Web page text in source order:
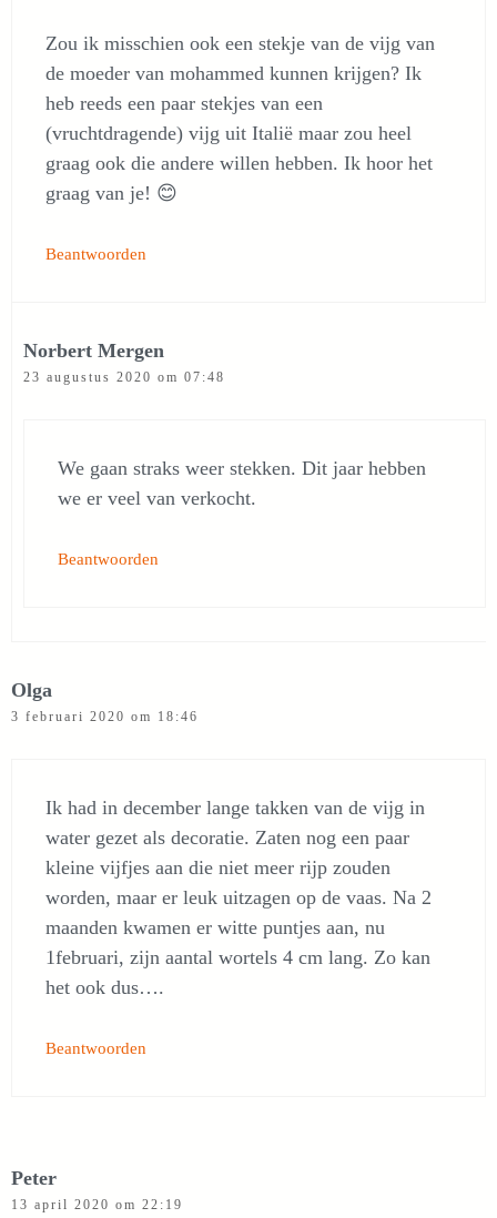
Zou ik misschien ook een stekje van de vijg van
de moeder van mohammed kunnen krijgen? Ik
heb reeds een paar stekjes van een
(vruchtdragende) vijg uit Italië maar zou heel
graag ook die andere willen hebben. Ik hoor het
graag van je! 😊
Beantwoorden
Norbert Mergen
23 augustus 2020 om 07:48
We gaan straks weer stekken. Dit jaar hebben
we er veel van verkocht.
Beantwoorden
Olga
3 februari 2020 om 18:46
Ik had in december lange takken van de vijg in
water gezet als decoratie. Zaten nog een paar
kleine vijfjes aan die niet meer rijp zouden
worden, maar er leuk uitzagen op de vaas. Na 2
maanden kwamen er witte puntjes aan, nu
1februari, zijn aantal wortels 4 cm lang. Zo kan
het ook dus….
Beantwoorden
Peter
13 april 2020 om 22:19